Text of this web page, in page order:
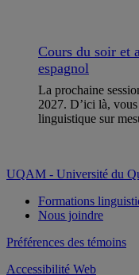
Cours du soir et
espagnol
La prochaine
2027. D’ici là,
linguistique sur
UQAM - Université du
Formations
Nous joindre
Préférences des témoins
Accessibilité Web